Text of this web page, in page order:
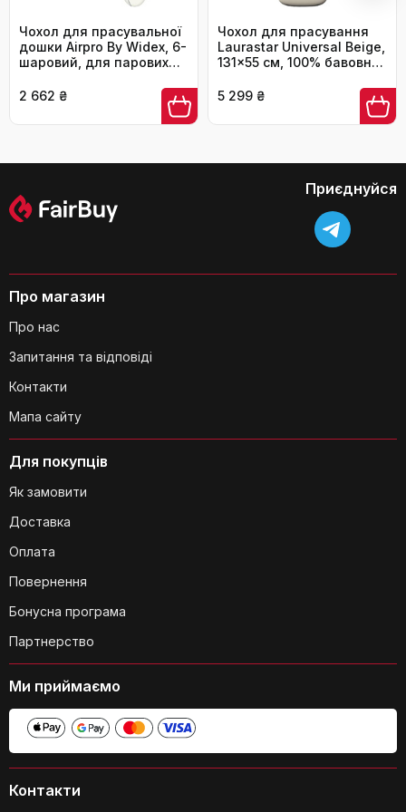
Чи можна використовувати чохол з
прасування?
Чи потрібно використовувати якісь
спеціальні засоби для догляду за
Чи впливає товщина чохла на
Чохол для прасувальної
дошки Airpro By Widex, 6-
шаровий, для парових
см), швидке прасування,
2 662 ₴
Чохол для прасування
Laurastar Universal Beige,
131x55 см, 100% бавовна,
дощок, стійкий до
5 299 ₴
Контакти
Для покупців
Як замовити
Доставка
Оплата
Повернення
Бонусна програма
Партнерство
Про магазин
Про нас
Запитання та відповіді
Контакти
Мапа сайту
Приєднуйся
Ми приймаємо